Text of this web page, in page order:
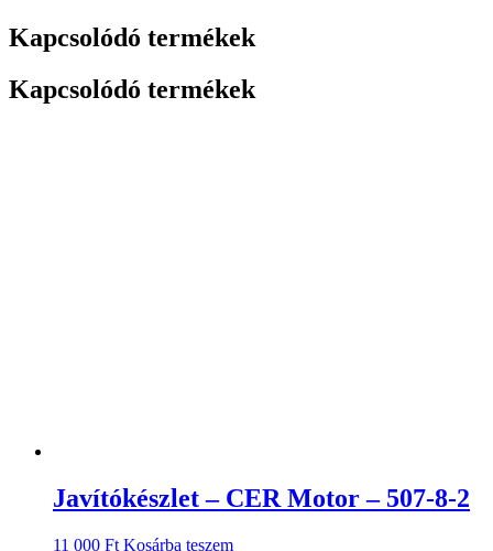
Kapcsolódó termékek
Kapcsolódó termékek
Javítókészlet – CER Motor – 507-8-2
11 000 Ft Kosárba teszem